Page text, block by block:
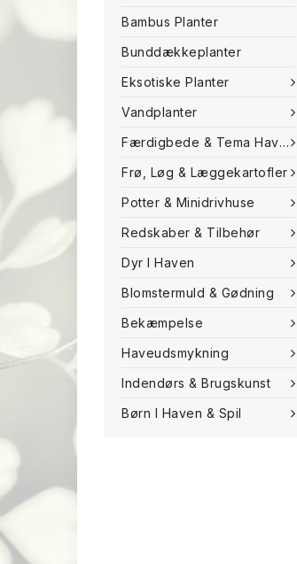
Bambus Planter
Bunddækkeplanter
Eksotiske Planter
Vandplanter
Færdigbede & Tema Haven
Frø, Løg & Læggekartofler
Potter & Minidrivhuse
Redskaber & Tilbehør
Dyr I Haven
Blomstermuld & Gødning
Bekæmpelse
Haveudsmykning
Indendørs & Brugskunst
Børn I Haven & Spil